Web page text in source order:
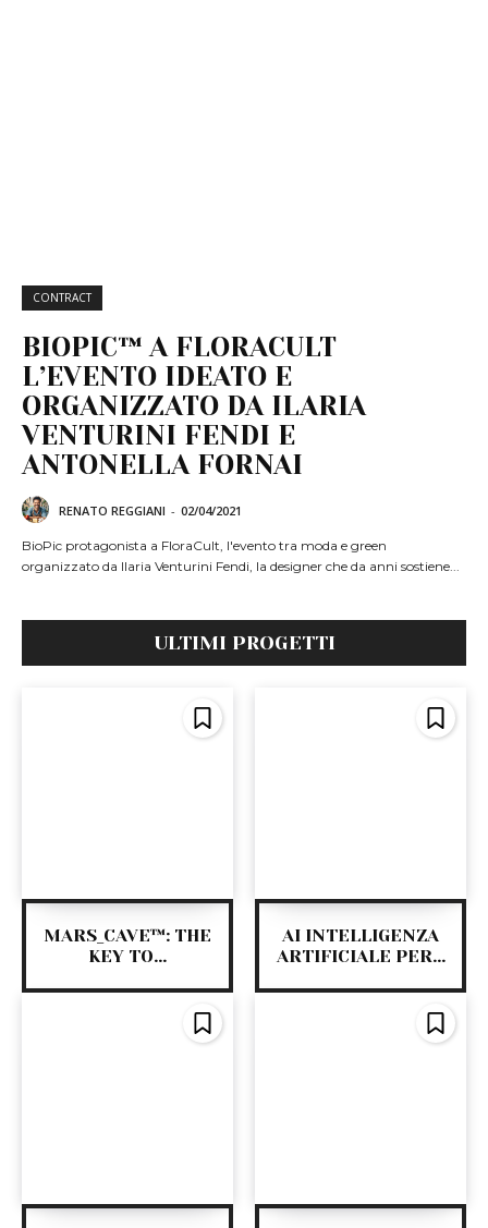
CONTRACT
BIOPIC™ A FLORACULT
L’EVENTO IDEATO E
ORGANIZZATO DA ILARIA
VENTURINI FENDI E
ANTONELLA FORNAI
RENATO REGGIANI - 02/04/2021
BioPic protagonista a FloraCult, l'evento tra moda e green
organizzato da Ilaria Venturini Fendi, la designer che da anni sostiene...
ULTIMI PROGETTI
MARS_CAVE™: THE
KEY TO...
AI INTELLIGENZA
ARTIFICIALE PER...